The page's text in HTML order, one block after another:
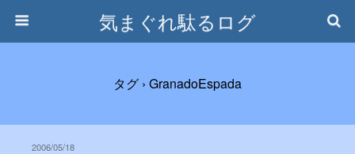
気まぐれ駄るログ
タグ › GranadoEspada
2006/05/18